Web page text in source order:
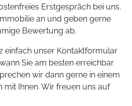
Erstgespräch bei uns.
an und geben gerne
Bewertung ab.
einfach unser Kontaktformular
Sie am besten erreichbar
wir dann gerne in einem
mit Ihnen. Wir freuen uns auf